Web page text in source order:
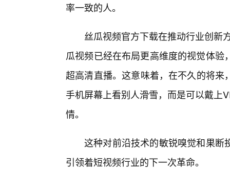
率一致的人。
丝瓜视频官方下载在推动行业创新
瓜视频已经在布局更高维度的视觉体
超高清直播。这意味着，在不久的将
手机屏幕上看别人滑雪，而是可以戴上
情。
这种对前沿技术的敏锐嗅觉和果断
引领着短视频行业的下一次革命。